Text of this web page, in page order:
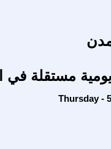
مستقلة في